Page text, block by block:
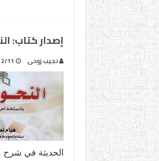
إصدار كتاب:
نجيب زوحى 11
الحديثة في شرح